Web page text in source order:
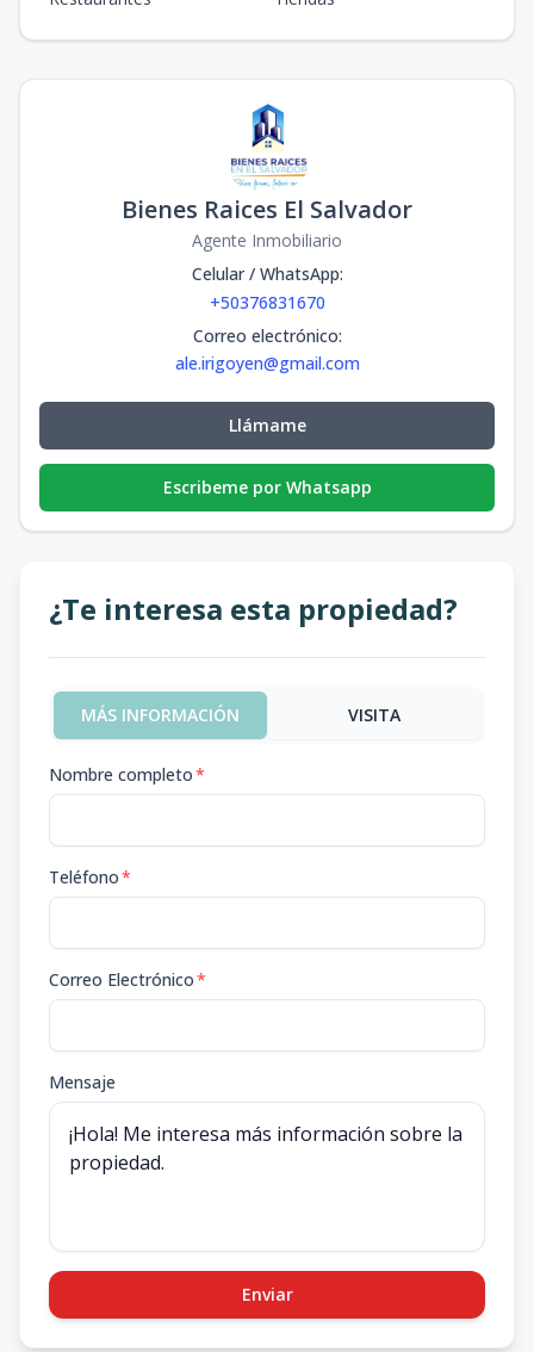
Bienes Raices El Salvador
Agente Inmobiliario
Celular / WhatsApp:
+50376831670
Correo electrónico:
ale.irigoyen@gmail.com
Llámame
Escribeme por Whatsapp
¿Te interesa esta propiedad?
MÁS INFORMACIÓN VISITA
Nombre completo*
Teléfono*
Correo Electrónico*
Mensaje
Enviar